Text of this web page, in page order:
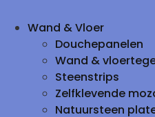
Wand & Vloer
Douchepanelen
Wand &
Steenstrips
Zelfklevende
Natuursteen